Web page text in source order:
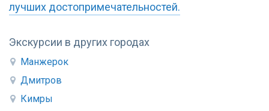
Экскурсии в других городах
Манжерок
Дмитров
Кимры
лучших достопримечательностей.